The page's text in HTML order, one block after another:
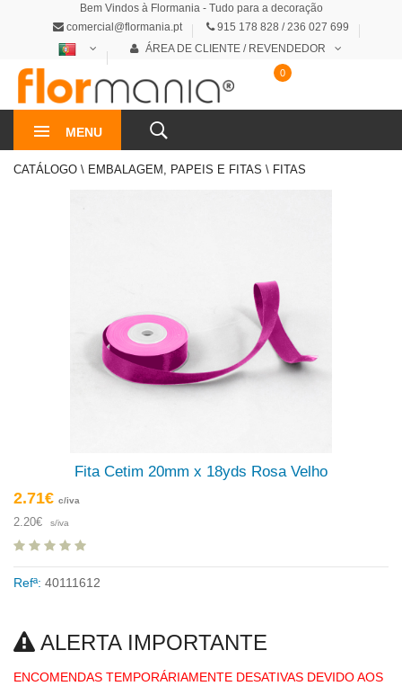
Bem Vindos à Flormania - Tudo para a decoração
comercial@flormania.pt
915 178 828 / 236 027 699
ÁREA DE CLIENTE / REVENDEDOR
MENU
0
CATÁLOGO \ EMBALAGEM, PAPEIS E FITAS \ FITAS
Fita Cetim 20mm x 18yds Rosa Velho
2.71€ c/iva
2.20€ s/iva
Refª: 40111612
ALERTA IMPORTANTE
ENCOMENDAS TEMPORÁRIAMENTE DESATIVAS DEVIDO AOS